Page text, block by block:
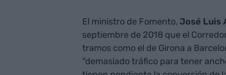
El ministro de Fomento, José Luis
septiembre de 2018 que el
tramos como el de Girona a
"demasiado tráfico para tener